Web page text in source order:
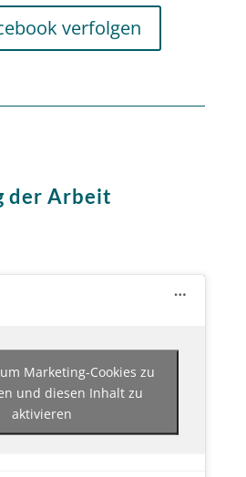
verfolgen
der Arbeit
Marketing-Cookies zu
und diesen Inhalt zu
aktivieren